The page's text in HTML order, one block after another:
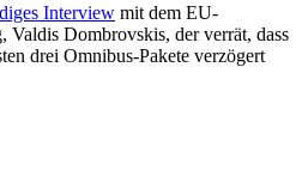
Interview mit dem EU-
Valdis Dombrovskis, der verrät, dass
drei Omnibus-Pakete verzögert